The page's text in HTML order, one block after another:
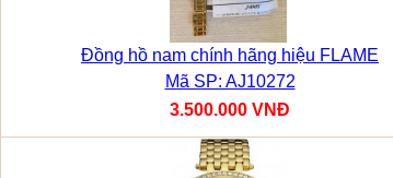
Đồng hồ nam chính hãng hiệu FLAME
Mã SP: AJ10272
3.500.000 VNĐ